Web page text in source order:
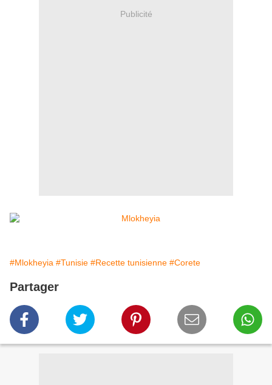
Publicité
#Mlokheyia #Tunisie #Recette tunisienne #Corete
Partager